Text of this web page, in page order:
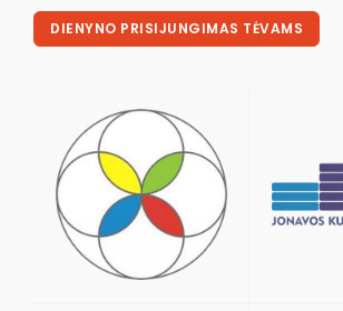
DIENYNO PRISIJUNGIMAS TĖVAMS